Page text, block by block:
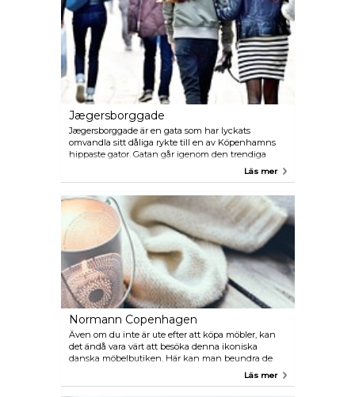
Jægersborggade
Jægersborggade är en gata som har lyckats
omvandla sitt dåliga rykte till en av Köpenhamns
hippaste gator. Gatan går igenom den trendiga
stadsdelen Nørrebro och kantas av vintagebutiker,
Läs mer
Normann Copenhagen
Även om du inte är ute efter att köpa möbler, kan
det ändå vara värt att besöka denna ikoniska
danska möbelbutiken. Här kan man beundra de
smart utformade artiklar som ett stilrent hem i
motstå frestelsen att göra ett köp.
Läs mer